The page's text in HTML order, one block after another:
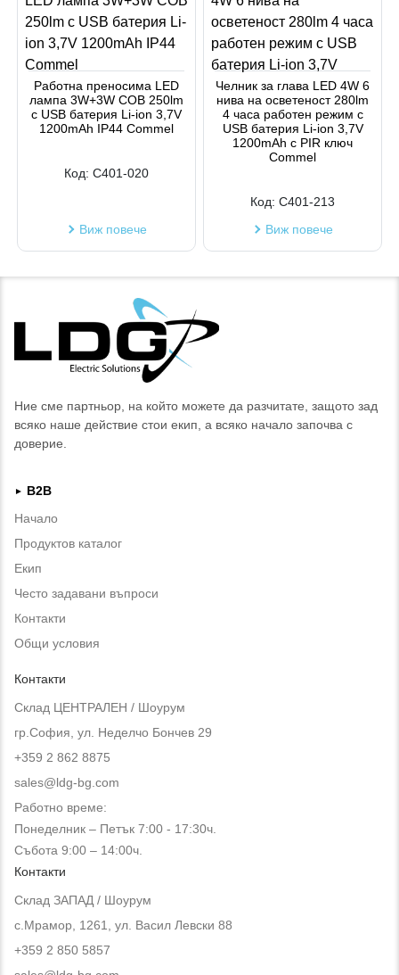
Работна преносима LED
лампа 3W+3W COB 250lm
с USB батерия Li-ion 3,7V
1200mAh IP44 Commel
Код: C401-020
Виж повече
Челник за глава LED 4W 6
нива на осветеност 280lm
4 часа работен режим с
USB батерия Li-ion 3,7V
1200mAh с PIR ключ
Commel
Код: C401-213
Виж повече
Ние сме партньор, на който можете да разчитате, защото зад
всяко наше действие стои екип, а всяко начало започва с
доверие.
►
B2B
Начало
Продуктов каталог
Екип
Често задавани въпроси
Контакти
Общи условия
Контакти
Склад ЦЕНТРАЛЕН / Шоурум
гр.София, ул. Неделчо Бончев 29
+359 2 862 8875
sales@ldg-bg.com
Работно време:
Понеделник – Петък 7:00 - 17:30ч.
Събота 9:00 – 14:00ч.
Контакти
Склад ЗАПАД / Шоурум
с.Мрамор, 1261, ул. Васил Левски 88
+359 2 850 5857